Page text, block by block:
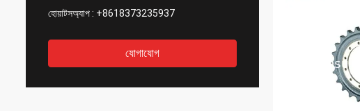
হোয়াটসঅ্যাপ : +8618373235937
যোগাযোগ